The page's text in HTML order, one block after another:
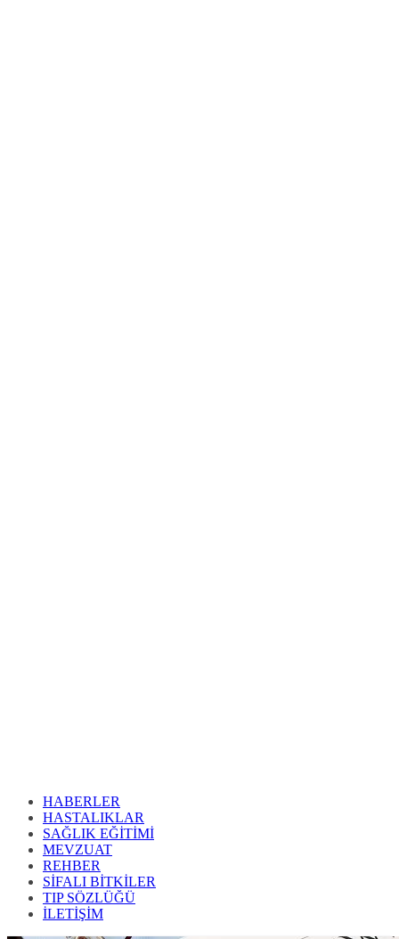
HABERLER
HASTALIKLAR
SAĞLIK EĞİTİMİ
MEVZUAT
REHBER
SİFALI BİTKİLER
TIP SÖZLÜĞÜ
İLETİŞİM